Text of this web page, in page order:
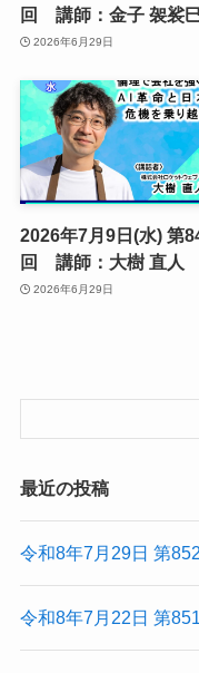
回 講師：金子 袈裟
2026年6月29日
2026年7月9日(水) 第
回 講師：大樹 直人
2026年6月29日
最近の投稿
令和8年7月29日 第
令和8年7月22日 第